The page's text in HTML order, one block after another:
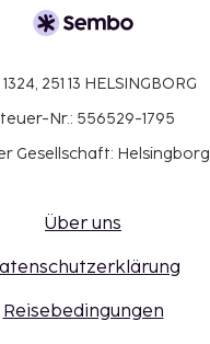
251 13 HELSINGBORG
Nr.: 556529-1795
Gesellschaft: Helsingborg
Über uns
Reisebedingungen